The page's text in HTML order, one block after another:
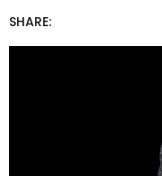
SHARE: